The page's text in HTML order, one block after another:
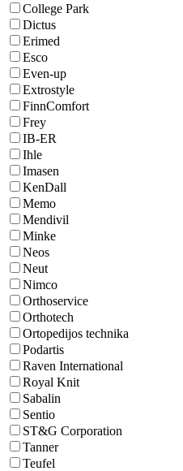
College Park
Dictus
Erimed
Esco
Even-up
Extrostyle
FinnComfort
Frey
IB-ER
Ihle
Imasen
KenDall
Memo
Mendivil
Minke
Neos
Neut
Nimco
Orthoservice
Orthotech
Ortopedijos technika
Podartis
Raven International
Royal Knit
Sabalin
Sentio
ST&G Corporation
Tanner
Teufel